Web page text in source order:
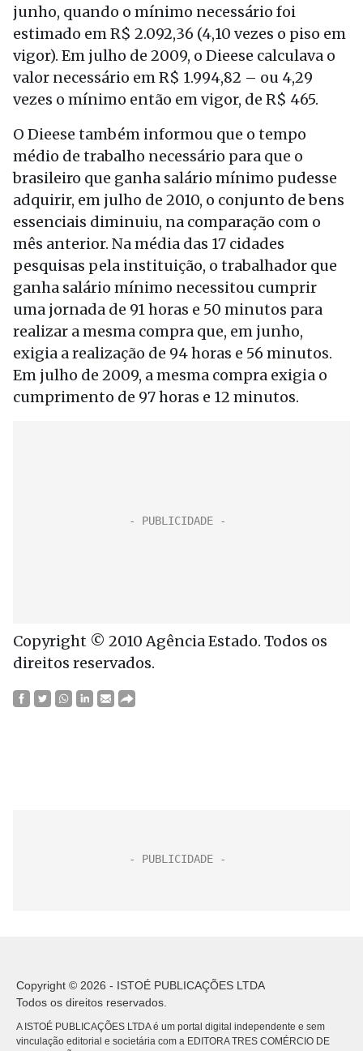
junho, quando o mínimo necessário foi
estimado em R$ 2.092,36 (4,10 vezes o piso em
vigor). Em julho de 2009, o Dieese calculava o
valor necessário em R$ 1.994,82 – ou 4,29
vezes o mínimo então em vigor, de R$ 465.
O Dieese também informou que o tempo
médio de trabalho necessário para que o
brasileiro que ganha salário mínimo pudesse
adquirir, em julho de 2010, o conjunto de bens
essenciais diminuiu, na comparação com o
mês anterior. Na média das 17 cidades
pesquisas pela instituição, o trabalhador que
ganha salário mínimo necessitou cumprir
uma jornada de 91 horas e 50 minutos para
realizar a mesma compra que, em junho,
exigia a realização de 94 horas e 56 minutos.
Em julho de 2009, a mesma compra exigia o
cumprimento de 97 horas e 12 minutos.
Copyright © 2010 Agência Estado. Todos os
direitos reservados.
Copyright © 2026 - ISTOÉ PUBLICAÇÕES LTDA
Todos os direitos reservados.
A ISTOÉ PUBLICAÇÕES LTDA é um portal digital independente e sem
vinculação editorial e societária com a EDITORA TRES COMÉRCIO DE